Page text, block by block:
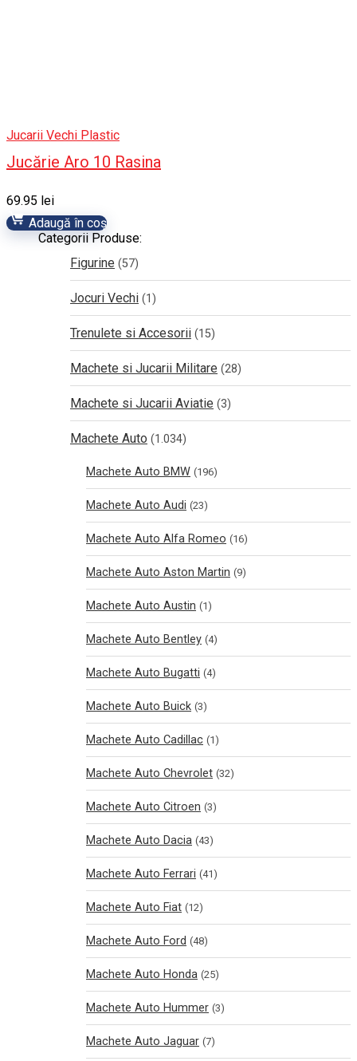
Jucarii Vechi Plastic
Jucărie Aro 10 Rasina
69.95 lei
Adaugă în coș
Categorii Produse:
Figurine (57)
Jocuri Vechi (1)
Trenulete si Accesorii (15)
Machete si Jucarii Militare (28)
Machete si Jucarii Aviatie (3)
Machete Auto (1.034)
Machete Auto BMW (196)
Machete Auto Audi (23)
Machete Auto Alfa Romeo (16)
Machete Auto Aston Martin (9)
Machete Auto Austin (1)
Machete Auto Bentley (4)
Machete Auto Bugatti (4)
Machete Auto Buick (3)
Machete Auto Cadillac (1)
Machete Auto Chevrolet (32)
Machete Auto Citroen (3)
Machete Auto Dacia (43)
Machete Auto Ferrari (41)
Machete Auto Fiat (12)
Machete Auto Ford (48)
Machete Auto Honda (25)
Machete Auto Hummer (3)
Machete Auto Jaguar (7)